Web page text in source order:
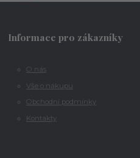
Informace pro zákazníky
O nás
Vše o nákupu
Obchodní podmínky
Kontakty